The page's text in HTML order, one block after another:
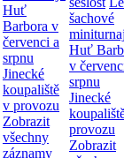
Huť
Barbora v
červenci a
srpnu
Jinecké
koupaliště
v provozu
Zobrazit
všechny
záznamy
šachové
Huť
v
srpnu
Jinecké
provozu
Zobrazit